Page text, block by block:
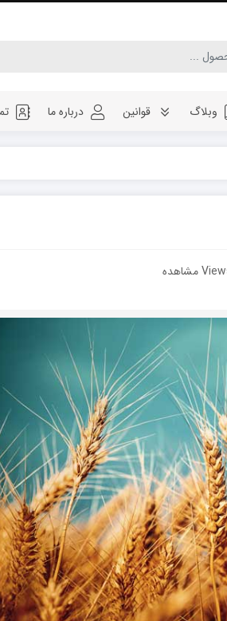
وبلاگ قوانین درباره ما